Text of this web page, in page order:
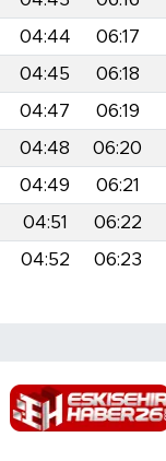
04:44 06:17
04:45 06:18
04:47 06:19
04:48 06:20
04:49 06:21
04:51 06:22
04:52 06:23